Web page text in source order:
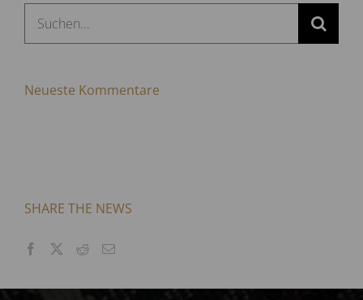
Suche
nach:
Neueste Kommentare
SHARE THE NEWS